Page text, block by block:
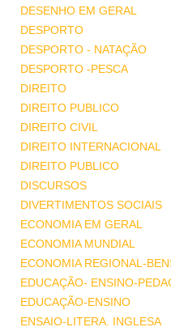
DESENHO EM GERAL
DESPORTO
DESPORTO - NATAÇÃO
DESPORTO -PESCA
DIREITO
DIREITO PUBLICO
DIREITO CIVIL
DIREITO INTERNACIONAL
DIREITO PUBLICO
DISCURSOS
DIVERTIMENTOS SOCIAIS
ECONOMIA EM GERAL
ECONOMIA MUNDIAL
ECONOMIA REGIONAL-
EDUCAÇÃO- ENSINO-
EDUCAÇÃO-ENSINO
ENSAIO-LITERA. INGLESA